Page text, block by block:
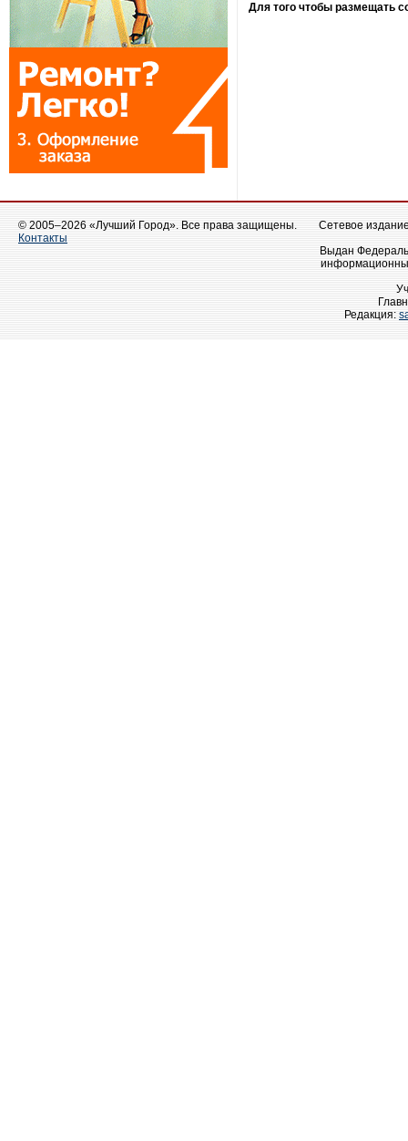
Для того чтобы размещать
© 2005–2026 «Лучший Город». Все права защищены.
Контакты
Сетевое
Выдан
Редакция: